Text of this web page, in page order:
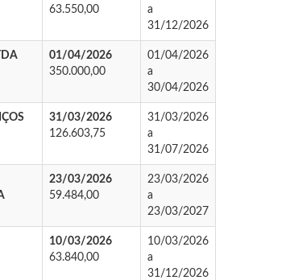
63.550,00
a
31/12/2026
01/04/2026
350.000,00
01/04/2026
a
30/04/2026
31/03/2026
126.603,75
31/03/2026
a
31/07/2026
23/03/2026
59.484,00
23/03/2026
a
23/03/2027
10/03/2026
63.840,00
10/03/2026
a
31/12/2026